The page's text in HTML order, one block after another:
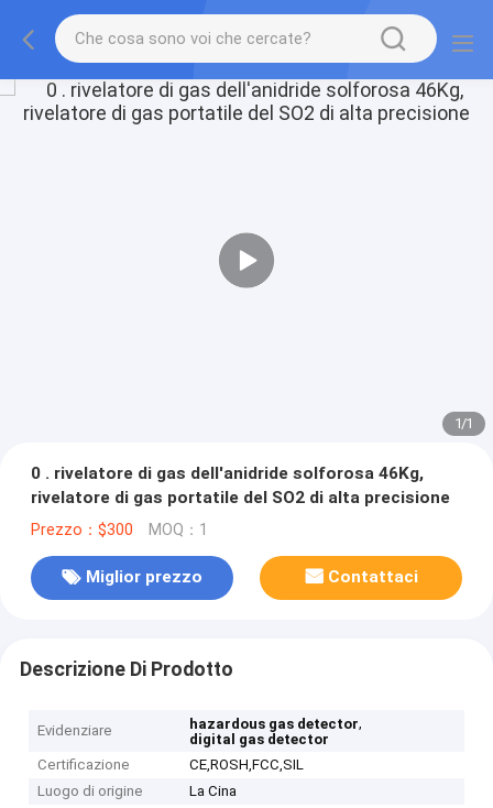
1/1
0 . rivelatore di gas dell'anidride solforosa 46Kg,
rivelatore di gas portatile del SO2 di alta precisione
Prezzo：$300 MOQ：1
Miglior prezzo Contattaci
Descrizione Di Prodotto
Evidenziare hazardous gas detector,
digital gas detector
Certificazione
CE,ROSH,FCC,SIL
Luogo di origine
La Cina